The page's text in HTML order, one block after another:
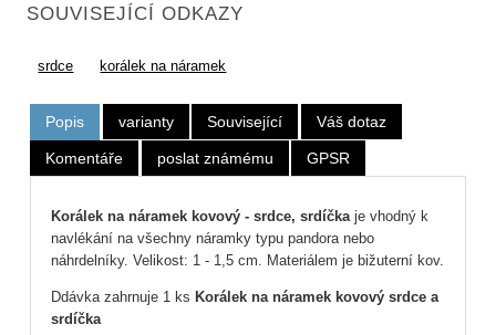
SOUVISEJÍCÍ ODKAZY
srdce korálek na náramek
Popis varianty Související Váš dotaz
Komentáře poslat známému GPSR
Korálek na náramek kovový - srdce, srdíčkaje vhodný k
navlékání na všechny náramky typu pandora nebo
náhrdelníky. Velikost: 1 - 1,5 cm. Materiálem je bižuterní kov.
Ddávka zahrnuje 1 ks Korálek na náramek kovový srdce a
srdíčka